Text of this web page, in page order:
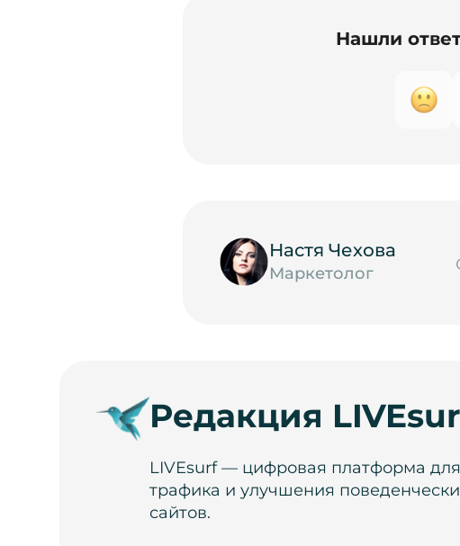
Нашли
Настя Чехова
Маркетолог
Редакция
LIVEsurf — цифровая платформа
трафика и улучшения
сайтов.